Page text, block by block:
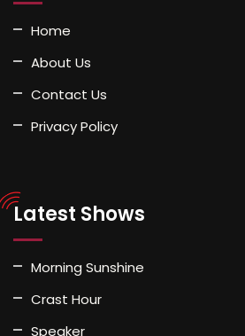
Home
About Us
Contact Us
Privacy Policy
Latest Shows
Morning Sunshine
Crast Hour
Speaker